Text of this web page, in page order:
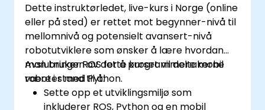
Dette instruktørledet, live-kurs i Norge (online
eller på sted) er rettet mot begynner-nivå til
mellomnivå og potensielt avansert-nivå
robotutviklere som ønsker å lære hvordan
man bruker ROS for å programmere mobil
roboter med Python.
Avslutningen av dette kurset vil deltakerne
være i stand til å:
Sette opp et utviklingsmiljø som
inkluderer ROS, Python og en mobil